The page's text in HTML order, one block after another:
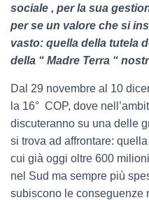
sociale , per la sua
per se un valore che si
vasto: quella della tutela
della “ Madre Terra “
Dal 29 novembre al 10
la 16° COP, dove
discuteranno su una delle
si trova ad affrontare:
cui già oggi oltre 600
nel Sud ma sempre più
subiscono le conseguenze